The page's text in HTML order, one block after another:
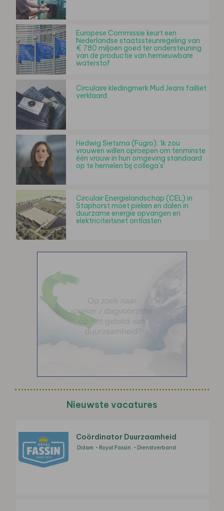
Europese Commissie keurt een
Nederlandse staatssteunregeling van
€ 780 miljoen goed ter ondersteuning
van de productie van hernieuwbare
waterstof
Circulaire kledingmerk Mud Jeans failliet
verklaard
Hedwig Sietsma (Fugro): ‘Ik zou
vrouwen willen oproepen om tenminste
één vrouw in hun omgeving standaard
op te hemelen bij collega’s’
Circulair Energielandschap (CEL) in
Staphorst moet pieken en dalen in
duurzame energie opvangen en
elektriciteitsnet ontlasten
Nieuwste vacatures
Coördinator Duurzaamheid
Didam Royal Fassin Dienstverband